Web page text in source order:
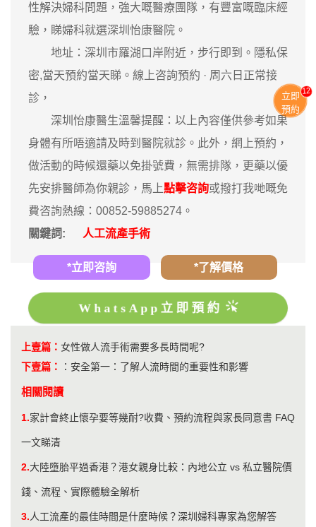
性解決婦科問題，強大嘅醫療團隊，有豐富嘅臨床經
驗，睇婦科就選深圳怡康醫院。
地址：深圳市羅湖口岸附近，步行即到。隱私保
密,當天預約當天睇。線上咨詢預約 · ‎周六日正常接
診，
深圳怡康醫生溫馨提醒：以上內容僅供參考如果
身體有所唔適請及時到醫院就診。此外，網上預約，
做活動的時候還藥以免掛號費，無需排隊，更藥以優
先安排醫師為你親診，馬上點擊咨詢或撥打我哋嘅免
費咨詢熱線：00852-59885274。
關鍵詞:
人工流產手術
*立即咨詢 *了解價格
WhatsApp立即預約
上壹篇： 女性做人流手術需要多長時間呢?
下壹篇：
： 安全第一：了解人流時間的重要性和影響
相關閱讀
1.家計會終止懷孕要等幾耐?收費、預約流程與家長同意書 FAQ
一文睇清
2.大陸墮胎平過香港？港女親身比較：內地公立 vs 私立醫院價
錢、流程、實際體驗全解析
3.人工流產的最佳時間是什麼時候？深圳婦科專家為您解答
立即
預約
13